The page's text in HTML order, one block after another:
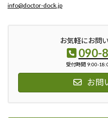
info@doctor-dock.jp
お気軽にお問
090-
受付時間 9:00-
お問